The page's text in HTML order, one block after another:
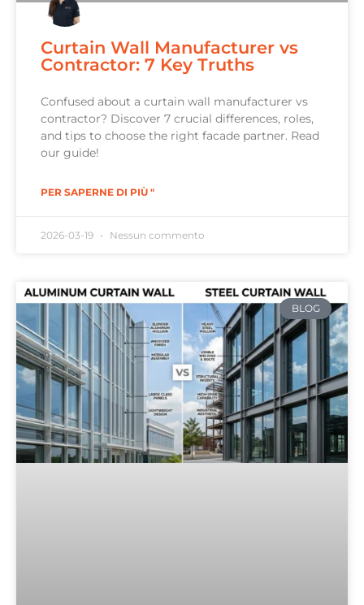
Curtain Wall Manufacturer vs
Contractor: 7 Key Truths
Confused about a curtain wall manufacturer vs
contractor? Discover 7 crucial differences, roles,
and tips to choose the right facade partner. Read
our guide!
PER SAPERNE DI PIÙ "
2026-03-19 Nessun commento
BLOG